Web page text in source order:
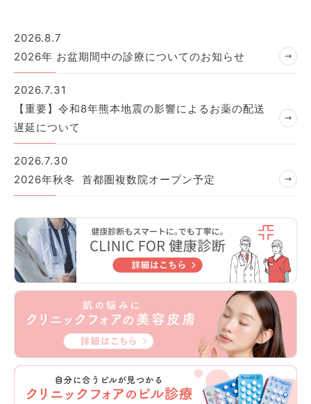
2026.8.7
2026年 お盆期間中の診療についてのお知らせ
2026.7.31
【重要】令和8年熊本地震の影響によるお薬の配送
遅延について
2026.7.30
2026年秋冬 首都圏複数院オープン予定